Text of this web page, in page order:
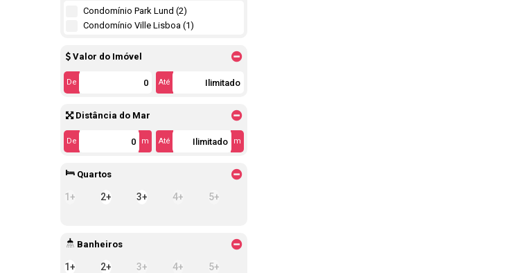
Condomínio Park Lund (2)
Condomínio Ville Lisboa (1)
Valor do Imóvel
De Até
Distância do Mar
De m Até m
Quartos
1+ 2+ 3+ 4+ 5+
Banheiros
1+ 2+ 3+ 4+ 5+